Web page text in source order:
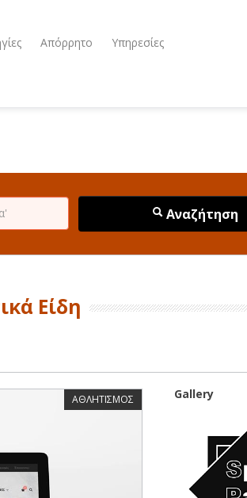
Απόρρητο Υπηρεσίες
Αναζήτηση
Είδη
ΑΘΛΗΤΙΣΜΟΣ Gallery